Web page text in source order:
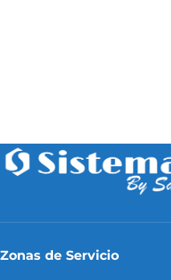
Zonas de Servicio